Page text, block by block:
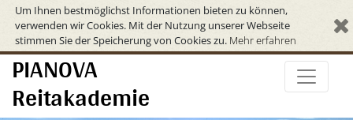
Um Ihnen bestmöglichst Informationen bieten zu können,
verwenden wir Cookies. Mit der Nutzung unserer Webseite
stimmen Sie der Speicherung von Cookies zu. Mehr erfahren
PIANOVA
Reitakademie